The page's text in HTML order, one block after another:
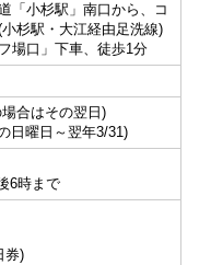
「小杉駅」南口から、コ
杉駅・大江経由足洗線)
場口」下車、徒歩1分
合はその翌日)
日曜日～翌年3/31)
6時まで
券)